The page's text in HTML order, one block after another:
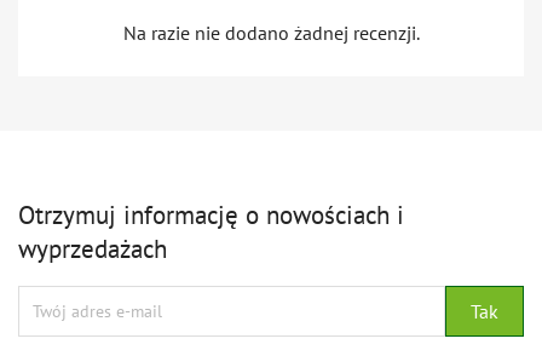
Na razie nie dodano żadnej recenzji.
Otrzymuj informację o nowościach i
wyprzedażach